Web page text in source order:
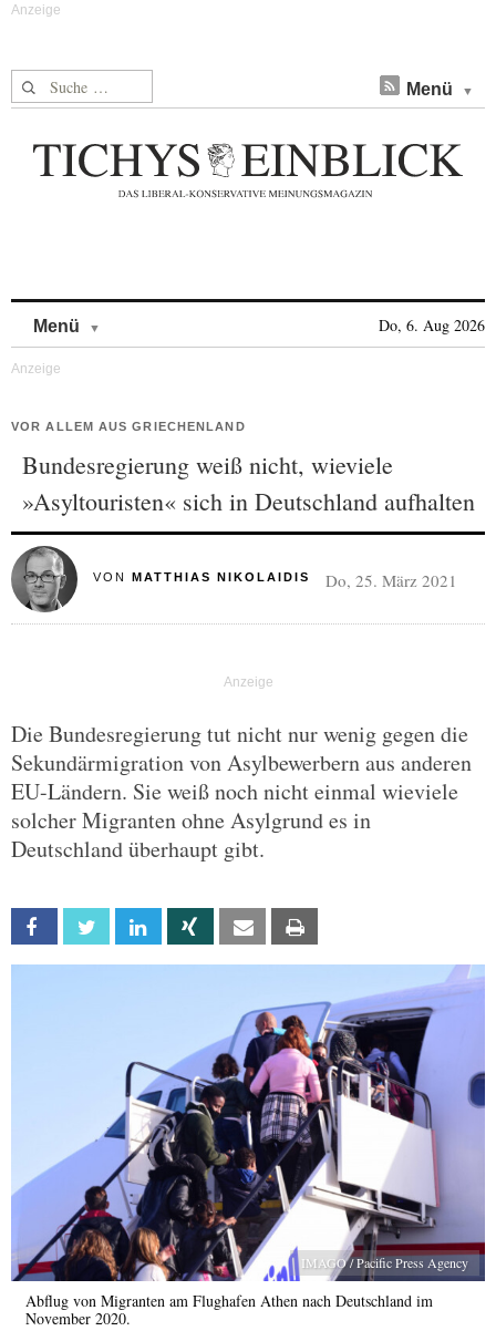
Suche nach: Menü
Menü Do, 6. Aug 2026
VOR ALLEM AUS GRIECHENLAND
Bundesregierung weiß nicht, wieviele
»Asyltouristen« sich in Deutschland aufhalten
VON MATTHIAS NIKOLAIDIS Do, 25. März 2021
Die Bundesregierung tut nicht nur wenig gegen die
Sekundärmigration von Asylbewerbern aus anderen
EU-Ländern. Sie weiß noch nicht einmal wieviele
solcher Migranten ohne Asylgrund es in
Deutschland überhaupt gibt.
Facebook Twitter Linkedin Xing Email
IMAGO / Pacific Press Agency
Abflug von Migranten am Flughafen Athen nach Deutschland im
November 2020.